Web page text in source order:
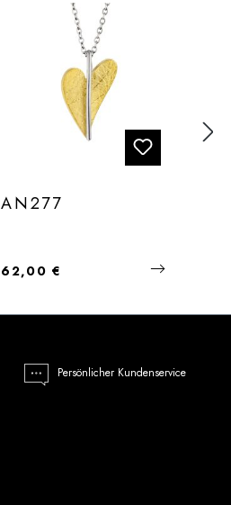
AN277
Regulärer Preis:
62,00 €
Persönlicher Kundenservice